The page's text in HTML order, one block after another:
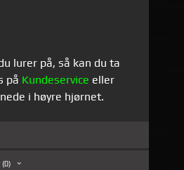
lurer på, så kan du ta
på Kundeservice eller
i høyre hjørnet.
(0)